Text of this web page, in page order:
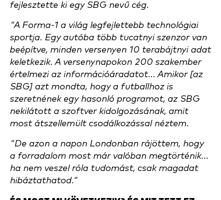
fejlesztette ki egy SBG nevű cég.
"A Forma-1 a világ legfejlettebb technológiai
sportja. Egy autóba több tucatnyi szenzor van
beépítve, minden versenyen 10 terabájtnyi adat
keletkezik. A versenynapokon 200 szakember
értelmezi az információáradatot... Amikor [az
SBG] azt mondta, hogy a futballhoz is
szeretnének egy hasonló programot, az SBG
nekilátott a szoftver kidolgozásának, amit
most átszellemült csodálkozással néztem.
"De azon a napon Londonban rájöttem, hogy
a forradalom most már valóban megtörténik...
ha nem veszel róla tudomást, csak magadat
hibáztathatod."